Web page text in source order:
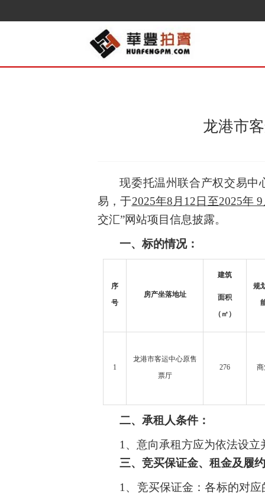
龙港市
现委托温州联合产权交易中
易 ，于2025年8 月 12 日 至2025年
交汇”网站项目信息披露。
一、标的情况：
序
号
房产坐落地址
建筑
面积
（ ㎡ ）
规
1
龙港市客运中心原售
票厅
276
二、承租人条件：
1、意向承租方应为依法设
三、竞买保证金、租金及 履
1、竞买保证金：各标的对